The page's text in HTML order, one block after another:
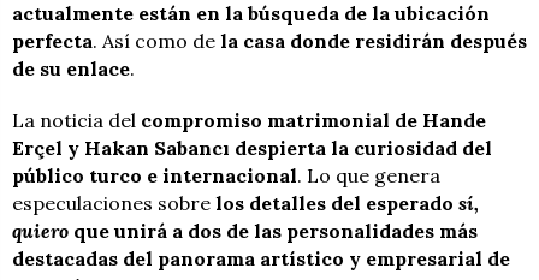
actualmente están en la búsqueda de la ubicación
perfecta. Así como de la casa donde residirán después
de su enlace.
La noticia del compromiso matrimonial de Hande
Erçel y Hakan Sabancı despierta la curiosidad del
público turco e internacional. Lo que genera
especulaciones sobre los detalles del esperado sí,
quiero que unirá a dos de las personalidades más
destacadas del panorama artístico y empresarial de